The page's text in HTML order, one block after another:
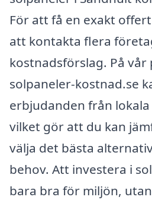
För att få en exakt
att kontakta flera
kostnadsförslag. På
solpaneler-kostnad.se
erbjudanden från
vilket gör att du kan
välja det bästa
behov. Att investera i
bara bra för miljön,